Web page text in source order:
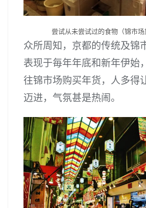
尝试从未尝试过的食物（锦市场
众所周知，京都的传统及锦
表现于毎年年底和新年伊始
往锦市场购买年货，人多得
迈进，气氛甚是热闹。